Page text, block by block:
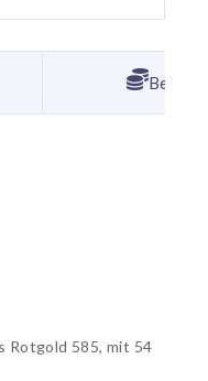
Bester
Rotgold 585, mit 54